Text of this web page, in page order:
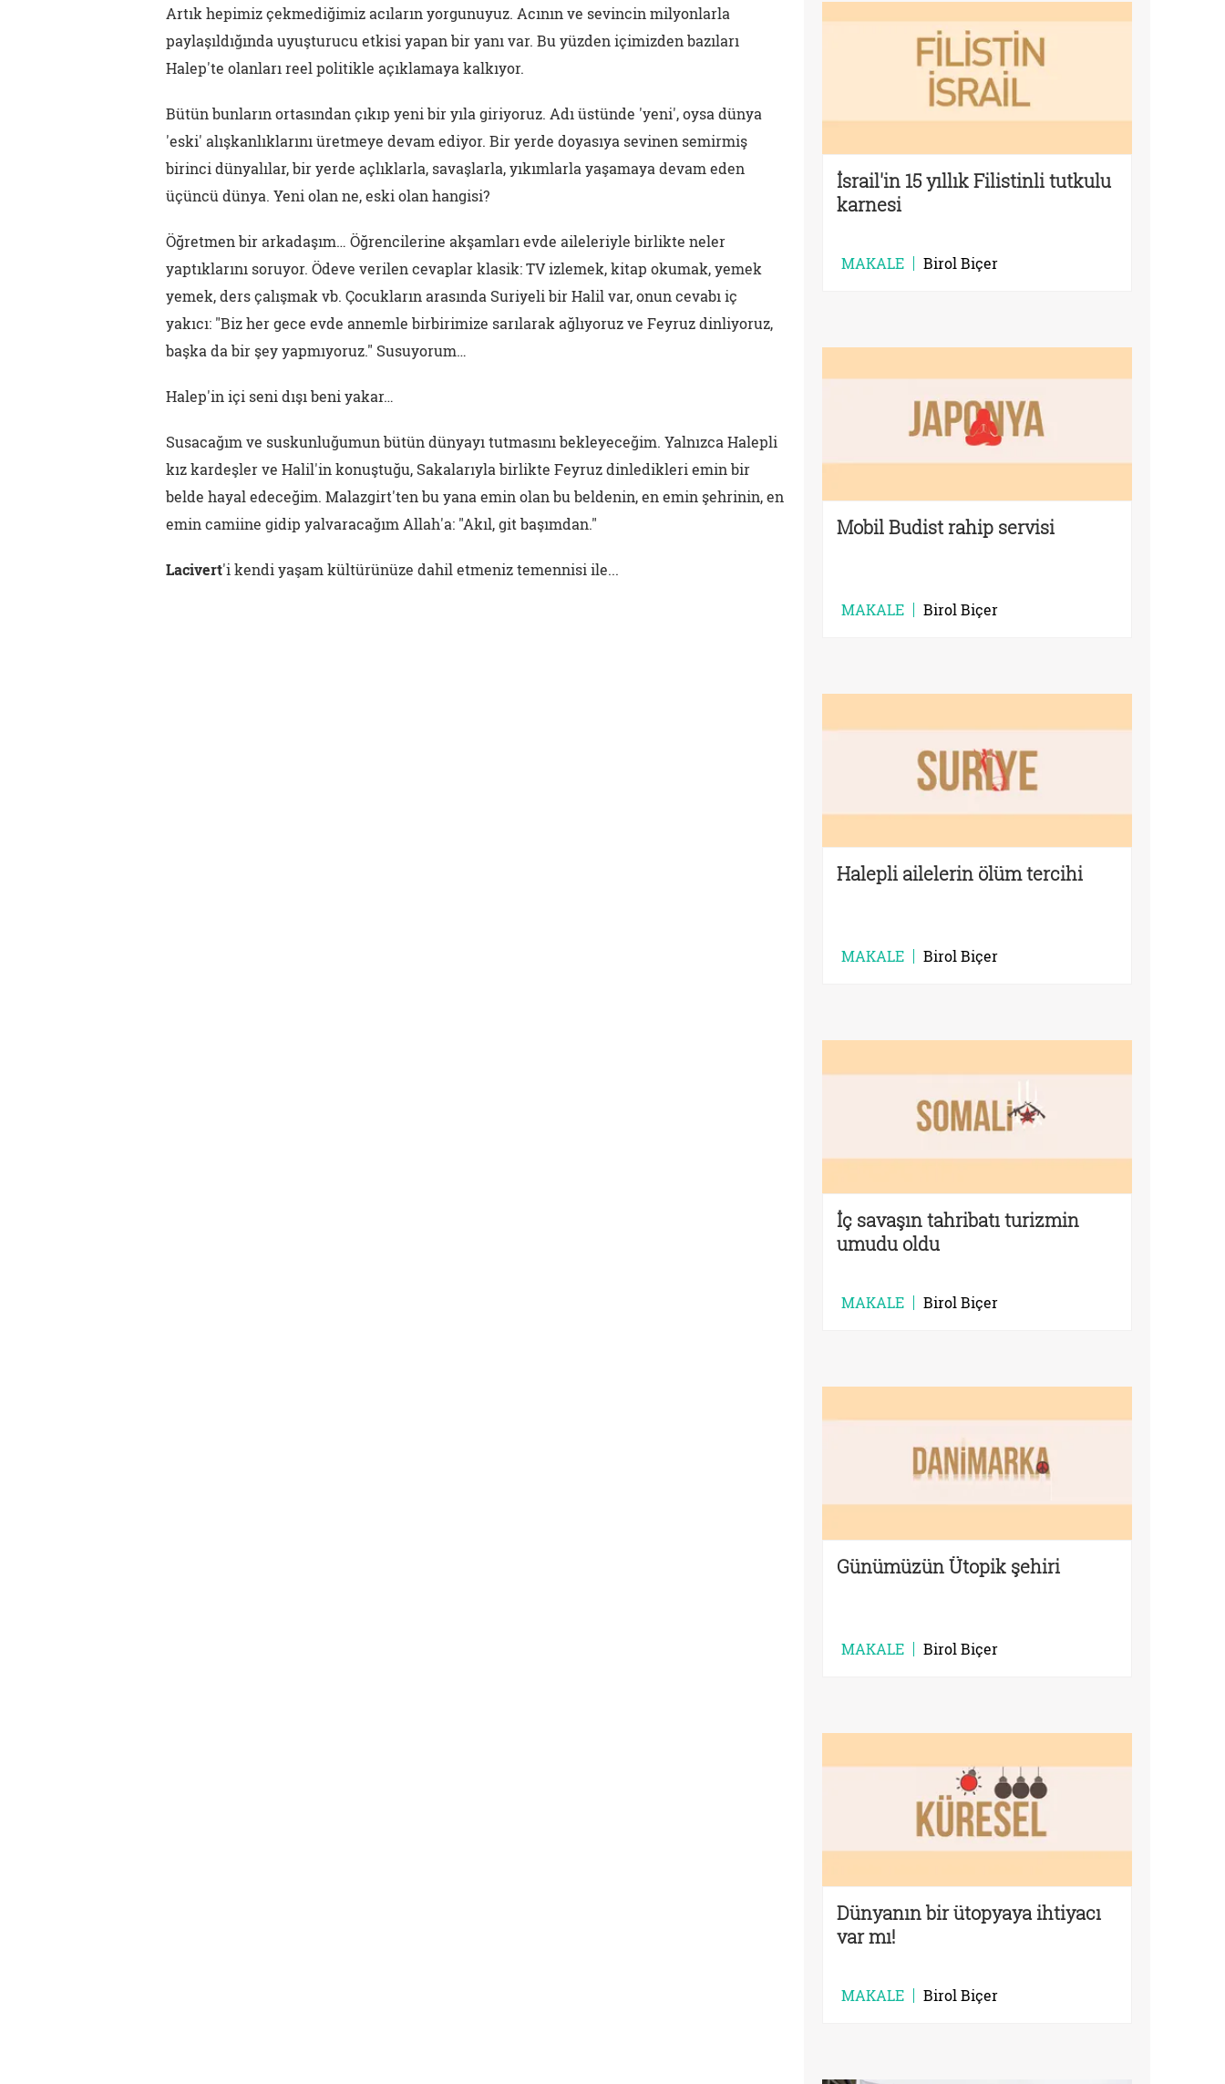
Artık hepimiz çekmediğimiz acıların yorgunuyuz. Acının ve sevincin milyonlarla
paylaşıldığında uyuşturucu etkisi yapan bir yanı var. Bu yüzden içimizden bazıları
Halep'te olanları reel politikle açıklamaya kalkıyor.
Bütün bunların ortasından çıkıp yeni bir yıla giriyoruz. Adı üstünde 'yeni', oysa dünya
'eski' alışkanlıklarını üretmeye devam ediyor. Bir yerde doyasıya sevinen semirmiş
birinci dünyalılar, bir yerde açlıklarla, savaşlarla, yıkımlarla yaşamaya devam eden
üçüncü dünya. Yeni olan ne, eski olan hangisi?
Öğretmen bir arkadaşım… Öğrencilerine akşamları evde aileleriyle birlikte neler
yaptıklarını soruyor. Ödeve verilen cevaplar klasik: TV izlemek, kitap okumak, yemek
yemek, ders çalışmak vb. Çocukların arasında Suriyeli bir Halil var, onun cevabı iç
yakıcı: "Biz her gece evde annemle birbirimize sarılarak ağlıyoruz ve Feyruz dinliyoruz,
başka da bir şey yapmıyoruz." Susuyorum…
Halep'in içi seni dışı beni yakar…
Susacağım ve suskunluğumun bütün dünyayı tutmasını bekleyeceğim. Yalnızca Halepli
kız kardeşler ve Halil'in konuştuğu, Sakalarıyla birlikte Feyruz dinledikleri emin bir
belde hayal edeceğim. Malazgirt'ten bu yana emin olan bu beldenin, en emin şehrinin, en
emin camiine gidip yalvaracağım Allah'a: "Akıl, git başımdan."
Lacivert'i kendi yaşam kültürünüze dahil etmeniz temennisi ile...
İsrail'in 15 yıllık Filistinli tutkulu
karnesi
MAKALE Birol Biçer
Mobil Budist rahip servisi
MAKALE Birol Biçer
Halepli ailelerin ölüm tercihi
MAKALE Birol Biçer
İç savaşın tahribatı turizmin
umudu oldu
MAKALE Birol Biçer
Günümüzün Ütopik şehiri
MAKALE Birol Biçer
Dünyanın bir ütopyaya ihtiyacı
var mı!
MAKALE Birol Biçer